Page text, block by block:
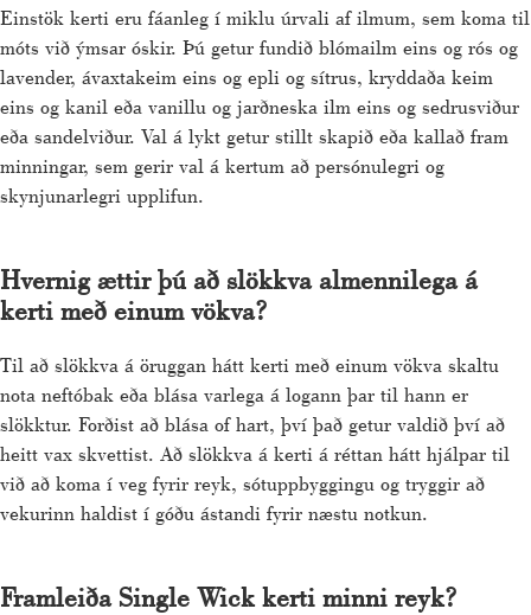
Einstök kerti eru fáanleg í miklu úrvali af ilmum, sem koma til
móts við ýmsar óskir. Þú getur fundið blómailm eins og rós og
lavender, ávaxtakeim eins og epli og sítrus, kryddaða keim
eins og kanil eða vanillu og jarðneska ilm eins og sedrusviður
eða sandelviður. Val á lykt getur stillt skapið eða kallað fram
minningar, sem gerir val á kertum að persónulegri og
skynjunarlegri upplifun.
Hvernig ættir þú að slökkva almennilega á
kerti með einum vökva?
Til að slökkva á öruggan hátt kerti með einum vökva skaltu
nota neftóbak eða blása varlega á logann þar til hann er
slökktur. Forðist að blása of hart, því það getur valdið því að
heitt vax skvettist. Að slökkva á kerti á réttan hátt hjálpar til
við að koma í veg fyrir reyk, sótuppbyggingu og tryggir að
vekurinn haldist í góðu ástandi fyrir næstu notkun.
Framleiða Single Wick kerti minni reyk?